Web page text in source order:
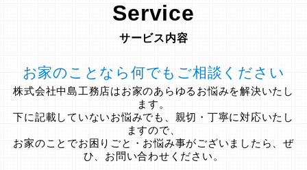
Service
サービス内容
お家のことなら何でもご相談ください
株式会社中島工務店はお家のあらゆるお悩みを解決いたし
ます。
下に記載していないお悩みでも、親切・丁寧に対応いたし
ますので、
お家のことでお困りごと・お悩み事がございましたら、ぜ
ひ、お問い合わせください。